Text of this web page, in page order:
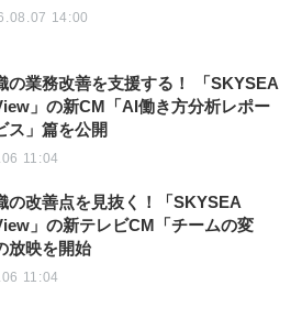
14:00
の業務改善を支援する！ 「SKYSEA
」の新CM「AI働き方分析レポー
ス」篇を公開
11:04
の改善点を見抜く！「SKYSEA
」の新テレビCM「チームの変
放映を開始
11:04